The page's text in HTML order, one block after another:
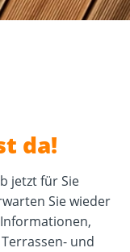
da!
jetzt für Sie
Sie wieder
und